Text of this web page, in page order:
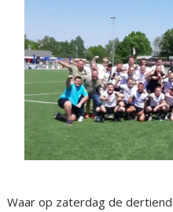
Waar op zaterdag de